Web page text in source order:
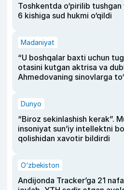
Toshkentda o‘pirilib tushgan
6 kishiga sud hukmi o‘qildi
Madaniyat
“U boshqalar baxti uchun
otasini kutgan aktrisa va
Ahmedovaning sinovlarga
Dunyo
“Biroz sekinlashish kerak”.
insoniyat sun’iy intellektni
qolishidan xavotir bildirdi
O‘zbekiston
Andijonda Tracker’ga 21